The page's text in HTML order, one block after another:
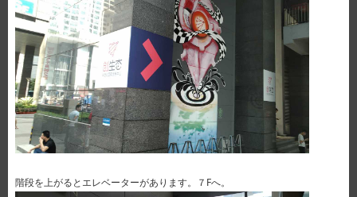
階段を上がるとエレベーターがあります。７Fへ。